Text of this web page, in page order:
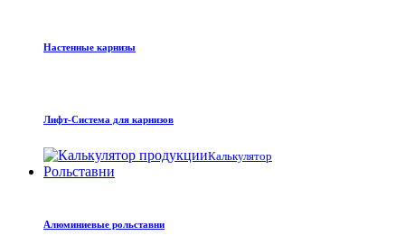
Настенные карнизы
Лифт-Система для карнизов
Калькулятор
Рольставни
Алюминиевые рольставни